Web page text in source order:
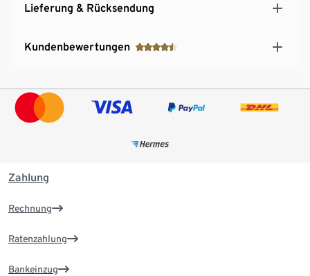
Lieferung & Rücksendung
Kundenbewertungen
Zahlung
Rechnung
Ratenzahlung
Bankeinzug